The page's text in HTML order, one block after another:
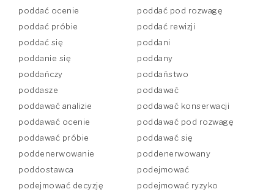
poddać ocenie
poddać pod rozwagę
poddać próbie
poddać rewizji
poddać się
poddani
poddanie się
poddany
poddańczy
poddaństwo
poddasze
poddawać
poddawać analizie
poddawać konserwacji
poddawać ocenie
poddawać pod rozwagę
poddawać próbie
poddawać się
poddenerwowanie
poddenerwowany
poddostawca
podejmować
podejmować decyzję
podejmować ryzyko